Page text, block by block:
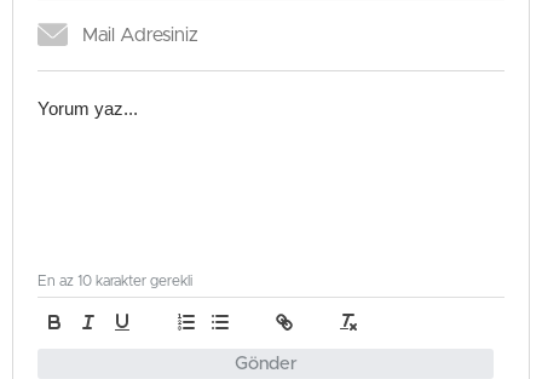
Gönder
En az 10 karakter gerekli